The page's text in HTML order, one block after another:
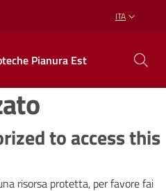
ITA
Pianura Est
to access this
risorsa protetta, per favore fai